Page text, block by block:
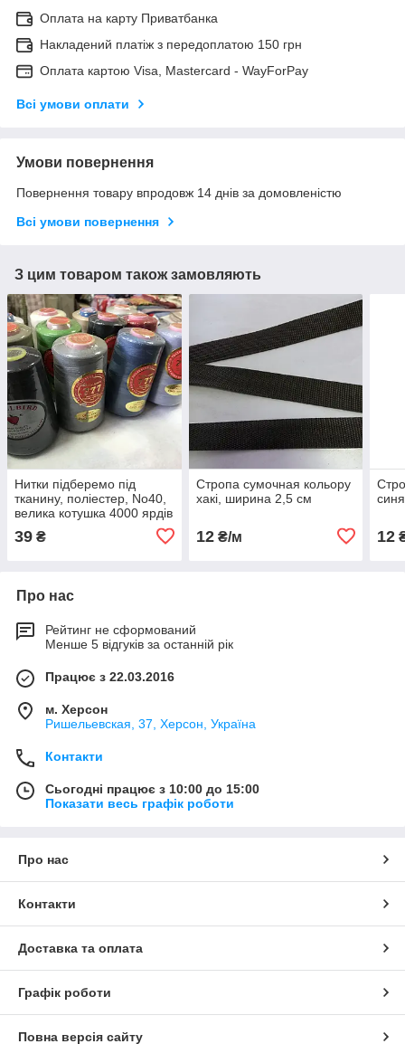
Оплата на карту Приватбанка
Накладений платіж з передоплатою 150 грн
Оплата картою Visa, Mastercard - WayForPay
Всі умови оплати
Умови повернення
Повернення товару впродовж 14 днів за домовленістю
Всі умови повернення
З цим товаром також замовляють
Нитки підберемо під
тканину, поліестер, No40,
велика котушка 4000 ярдів
39 ₴
Стропа сумочная кольору
хакі, ширина 2,5 см
12₴/м 12
Про нас
Рейтинг не сформований
Менше 5 відгуків за останній рік
Працює з 22.03.2016
м. Херсон
Ришельевская, 37, Херсон, Україна
Контакти
Сьогодні працює з 10:00 до 15:00
Показати весь графік роботи
Про нас
Контакти
Доставка та оплата
Графік роботи
Повна версія сайту